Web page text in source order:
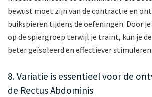
bewust moet zijn van de contractie en
buikspieren tijdens de oefeningen. Door
op de spiergroep terwijl je traint, kun je
beter geïsoleerd en effectiever stimuleren.
8. Variatie is essentieel voor de
de Rectus Abdominis